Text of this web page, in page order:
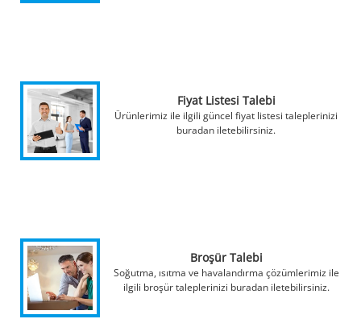
Fiyat Listesi Talebi
Ürünlerimiz ile ilgili güncel fiyat listesi taleplerinizi
buradan iletebilirsiniz.
Broşür Talebi
Soğutma, ısıtma ve havalandırma çözümlerimiz ile
ilgili broşür taleplerinizi buradan iletebilirsiniz.